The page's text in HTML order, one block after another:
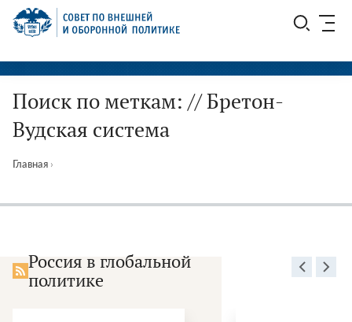
Перейти
СВОП
Поиск по меткам: // Бретон-
Вудская система
Главная ›
Россия в глобальной
политике